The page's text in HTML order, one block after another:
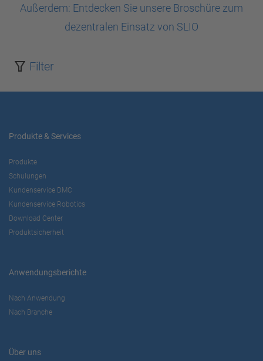
Außerdem: Entdecken Sie unsere Broschüre zum
dezentralen Einsatz von SLIO
Filter
Produkte & Services
Produkte
Schulungen
Kundenservice DMC
Kundenservice Robotics
Download Center
Produktsicherheit
Anwendungsberichte
Nach Anwendung
Nach Branche
Über uns